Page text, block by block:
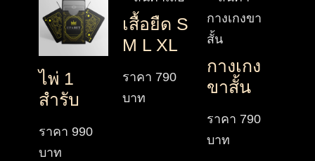
ไพ่ 1
สำรับ
ราคา 990
บาท
เสื้อยืด S
M L XL
ราคา 790
บาท
กางเกง
ขาสั้น
ราคา 790
บาท